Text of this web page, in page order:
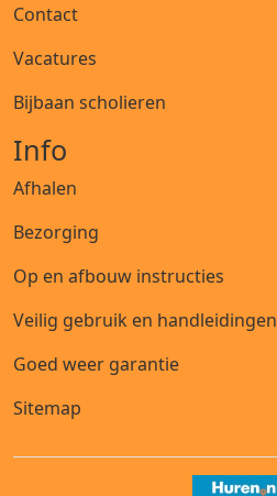
Contact
Vacatures
Bijbaan scholieren
Info
Afhalen
Bezorging
Op en afbouw instructies
Veilig gebruik en handleidingen
Goed weer garantie
Sitemap